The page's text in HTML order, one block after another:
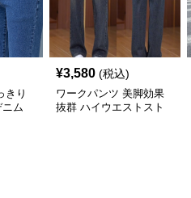
きり
ム
¥3,580 (税込)
ワークパンツ 美脚効果
抜群 ハイウエストスト